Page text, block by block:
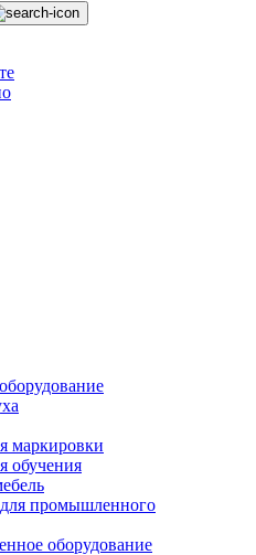
маркировки
обучения
промышленного
оборудование